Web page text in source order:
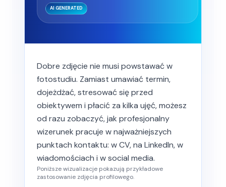
AI GENERATED
Dobre zdjęcie nie musi powstawać w
fotostudiu. Zamiast umawiać termin,
dojeżdżać, stresować się przed
obiektywem i płacić za kilka ujęć, możesz
od razu zobaczyć, jak profesjonalny
wizerunek pracuje w najważniejszych
punktach kontaktu: w CV, na LinkedIn, w
wiadomościach i w social media.
Poniższe wizualizacje pokazują przykładowe
zastosowanie zdjęcia profilowego.